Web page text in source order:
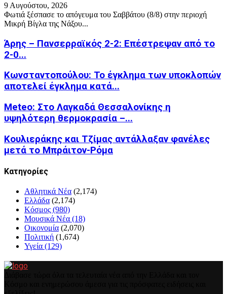
9 Αυγούστου, 2026
Φωτιά ξέσπασε το απόγευμα του Σαββάτου (8/8) στην περιοχή
Μικρή Βίγλα της Νάξου...
Άρης – Πανσερραϊκός 2-2: Επέστρεψαν από το
2-0...
Κωνσταντοπούλου: Το έγκλημα των υποκλοπών
αποτελεί έγκλημα κατά...
Meteo: Στο Λαγκαδά Θεσσαλονίκης η
υψηλότερη θερμοκρασία –...
Κουλιεράκης και Τζίμας αντάλλαξαν φανέλες
μετά το Μπράιτον-Ρόμα
Kατηγορίες
Αθλητικά Νέα (2,174)
Ελλάδα (2,174)
Κόσμος (980)
Μουσικά Νέα (18)
Οικονομία (2,070)
Πολιτική (1,674)
Υγεία (129)